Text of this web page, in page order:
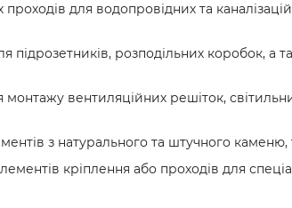
для водопровідних та
підрозетників, розподільних коробок,
вентиляційних решіток,
з натурального та штучного каменю,
кріплення або проходів для